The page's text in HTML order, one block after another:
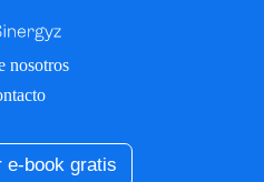
nosotros
e-book gratis